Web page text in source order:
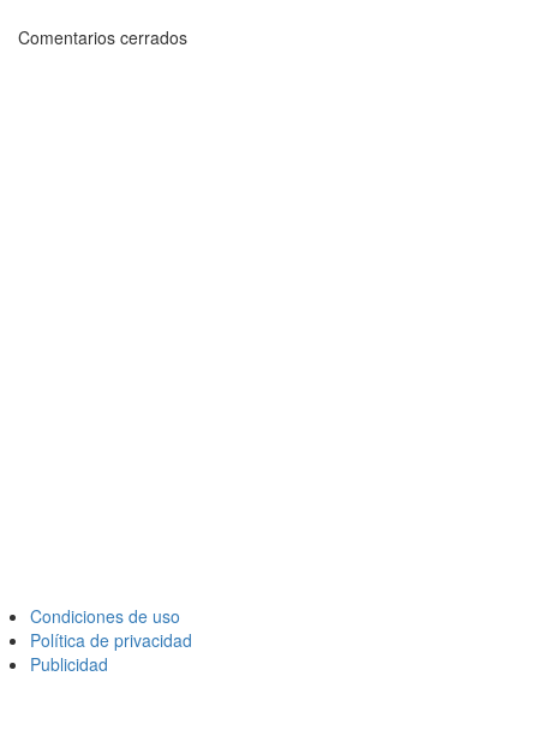
Comentarios cerrados
Condiciones de uso
Política de privacidad
Publicidad